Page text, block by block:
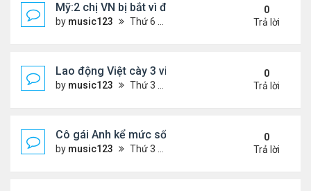
Mỹ:2 chị VN bị bắt vì đem bòn bòn vào Mỹ
by music123 Thứ 6 Tháng 4 10, 2026 6:40 pm
0
Trả lời
Lao động Việt cày 3 việc cùng lúc, thu nhập tới
by music123 Thứ 3 Tháng 3 31, 2026 4:59 pm
0
Trả lời
Cô gái Anh kể mức sống 'rẻ khó tin' ở Đà Nẵng
by music123 Thứ 3 Tháng 3 31, 2026 4:52 pm
0
Trả lời